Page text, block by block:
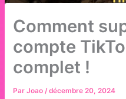
Comment
compte
complet !
ParJoao /décembre 20, 2024